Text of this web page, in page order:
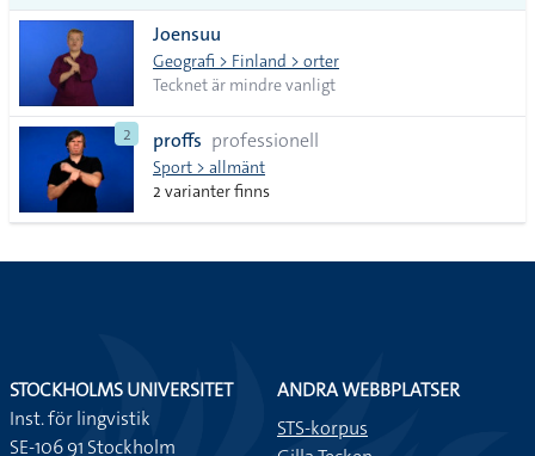
alla i
lista
Joensuu
Geografi > Finland > orter
Tecknet är mindre vanligt
2 proffs professionell
Sport > allmänt
2 varianter finns
STOCKHOLMS UNIVERSITET
Inst. för lingvistik
SE-106 91 Stockholm
ANDRA WEBBPLATSER
STS-korpus